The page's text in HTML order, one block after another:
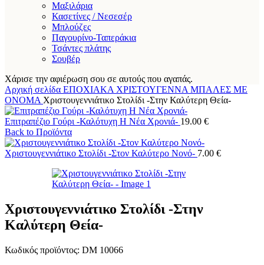
Μαξιλάρια
Κασετίνες / Νεσεσέρ
Μπλούζες
Παγουρίνο-Ταπεράκια
Τσάντες πλάτης
Σουβέρ
Χάρισε την αφιέρωση σου σε αυτούς που αγαπάς.
Αρχική σελίδα ΕΠΟΧΙΑΚΑ ΧΡΙΣΤΟΥΓΕΝΝΑ ΜΠΑΛΕΣ ΜΕ
ΟΝΟΜΑ Χριστουγεννιάτικο Στολίδι -Στην Καλύτερη Θεία-
Επιτραπέζιο Γούρι -Καλότυχη Η Νέα Χρονιά- 19.00 €
Back to Προϊόντα
Χριστουγεννιάτικο Στολίδι -Στον Καλύτερο Νονό- 7.00 €
Χριστουγεννιάτικο Στολίδι -Στην
Καλύτερη Θεία-
Κωδικός προϊόντος: DM 10066